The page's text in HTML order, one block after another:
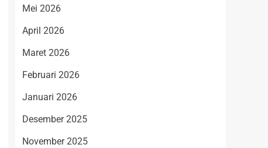
Mei 2026
April 2026
Maret 2026
Februari 2026
Januari 2026
Desember 2025
November 2025